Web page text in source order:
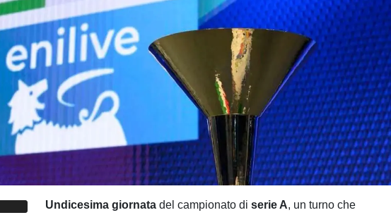
Undicesima giornata del campionato diserie A, un turno che